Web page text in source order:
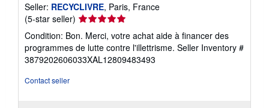
Seller: RECYCLIVRE, Paris, France
(5-star seller) Seller
rating
5
out
of
Condition: Bon. Merci, votre achat aide à financer des
programmes de lutte contre l'illettrisme. Seller Inventory #
3879202606033XAL12809483493
Contact seller